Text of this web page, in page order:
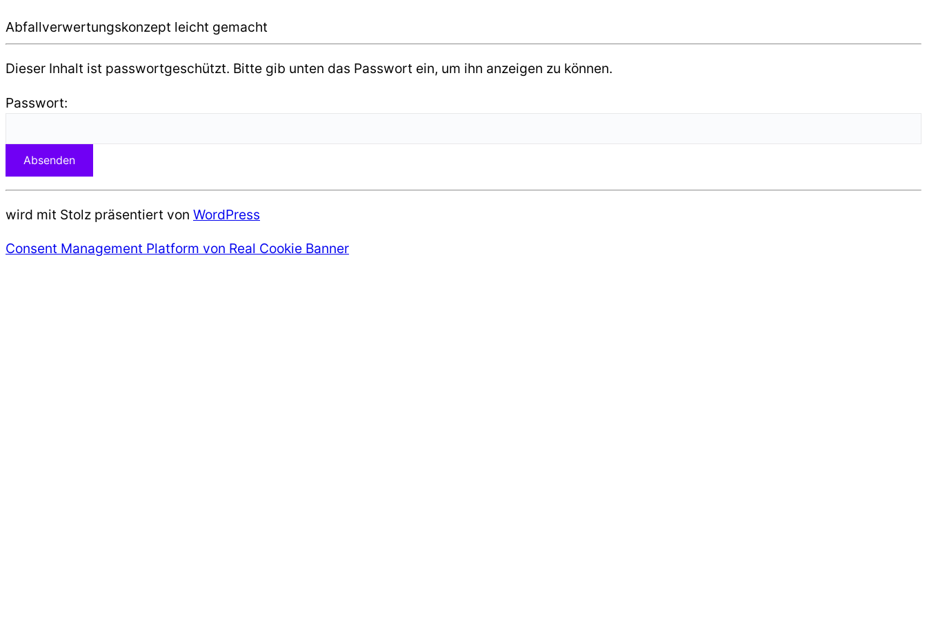
Abfallverwertungskonzept leicht gemacht
Dieser Inhalt ist passwortgeschützt. Bitte gib unten das Passwort ein, um ihn anzeigen zu können.
Passwort:
wird mit Stolz präsentiert von WordPress
Consent Management Platform von Real Cookie Banner